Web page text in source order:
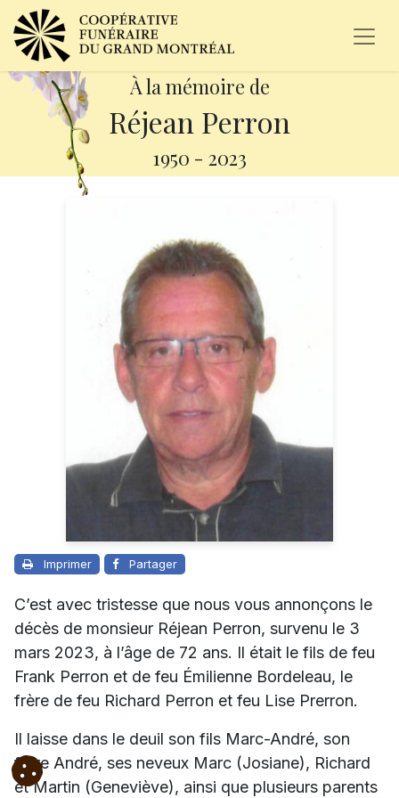
À la mémoire de
Réjean Perron
1950 - 2023
Imprimer Partager
C’est avec tristesse que nous vous annonçons le
décès de monsieur Réjean Perron, survenu le 3
mars 2023, à l’âge de 72 ans. Il était le fils de feu
Frank Perron et de feu Émilienne Bordeleau, le
frère de feu Richard Perron et feu Lise Prerron.
Il laisse dans le deuil son fils Marc-André, son
frère André, ses neveux Marc (Josiane), Richard
et Martin (Geneviève), ainsi que plusieurs parents